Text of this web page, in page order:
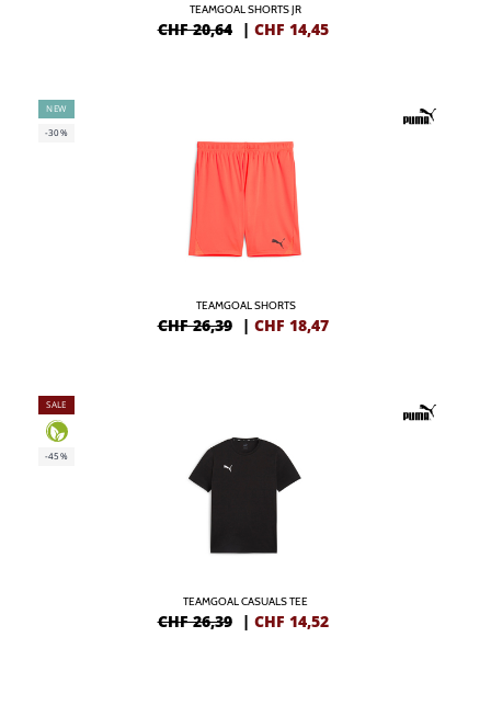
TEAMGOAL SHORTS JR
CHF 20,64 | CHF 14,45
NEW
-30%
TEAMGOAL SHORTS
CHF 26,39 | CHF 18,47
SALE
-45%
TEAMGOAL CASUALS TEE
CHF 26,39 | CHF 14,52